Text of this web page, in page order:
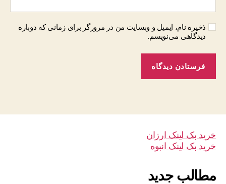
ذخیره نام، ایمیل و وبسایت من در مرورگر برای زمانی که دوباره
دیدگاهی می‌نویسم.
خرید بک لینک ارزان
خرید بک لینک انبوه
مطالب جدید